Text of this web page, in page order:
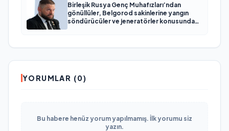
Birleşik Rusya Genç Muhafızları’ndan
gönüllüler, Belgorod sakinlerine yangın
söndürücüler ve jeneratörler konusunda
YORUMLAR (0)
Bu habere henüz yorum yapılmamış. İlk yorumu siz
yazın.